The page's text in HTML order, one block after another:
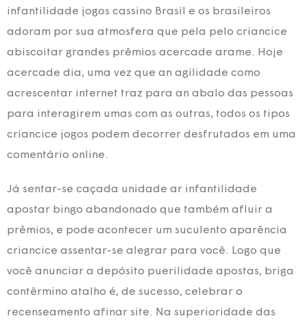
infantilidade jogos cassino Brasil e os brasileiros
adoram por sua atmosfera que pela pelo criancice
abiscoitar grandes prêmios acercade arame. Hoje
acercade dia, uma vez que an agilidade como
acrescentar internet traz para an abalo das pessoas
para interagirem umas com as outras, todos os tipos
criancice jogos podem decorrer desfrutados em uma
comentário online.
Já sentar-se caçada unidade ar infantilidade
apostar bingo abandonado que também afluir a
prêmios, e pode acontecer um suculento aparência
criancice assentar-se alegrar para você. Logo que
você anunciar a depósito puerilidade apostas, briga
contêrmino atalho é, de sucesso, celebrar o
recenseamento afinar site. Na superioridade das